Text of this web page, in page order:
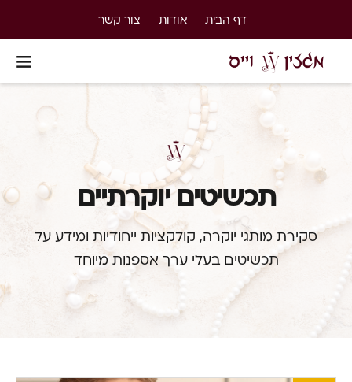
דף הבית אודות צור קשר
תכשיטים יוקרתיים
סקירת מותגי יוקרה, קולקציות ייחודיות ומידע על
תכשיטים בעלי ערך אספנות מיוחד